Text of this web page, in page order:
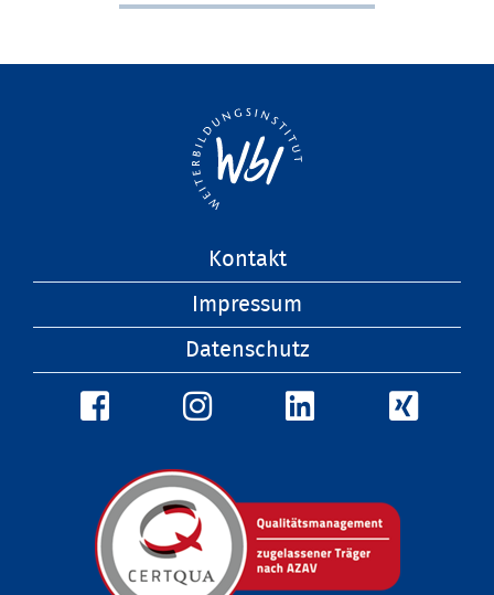
Kontakt
Impressum
Datenschutz